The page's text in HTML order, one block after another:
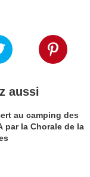
aussi
au camping des
par la Chorale de la